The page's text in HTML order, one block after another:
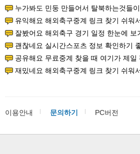
누가봐도 민둥 만들어서 탈북하는것들이나 뭔가 쳐들어오는 낌새를 미리 알아차리기
유익해요 해외축구중계 링크 찾기 쉬워서 자주 와요. 참고로 무료스포츠중계
잘봤어요 해외축구 경기 일정 한눈에 보기 좋아요. 덕분에 epl중계 볼 때
괜찮네요 실시간스포츠 정보 확인하기 좋아요. 그래도 epl중계 볼 때 공식
공유해요 무료중계 찾을 때 여기가 제일 편해요. 그리고 무료스포츠중계 정보
재밌네요 해외축구중계 링크 찾기 쉬워서 자주 와요. 그래서 해외축구중계도
이용안내 문의하기 PC버전